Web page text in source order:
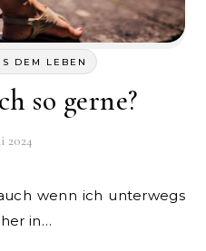
DEM LEBEN
so gerne?
2024
in…